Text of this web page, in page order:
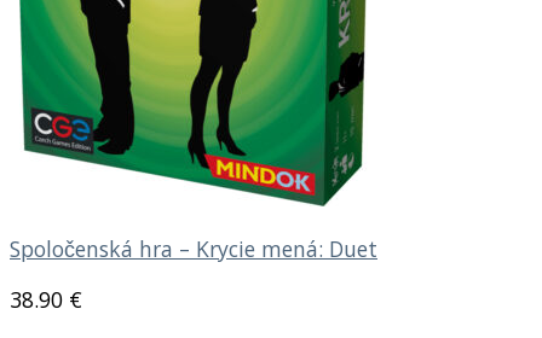
Spoločenská hra – Krycie mená: Duet
38.90 €